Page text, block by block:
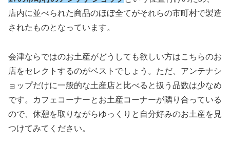
店内に並べられた商品のほぼ全てがそれらの市町村で製造
されたものとなっています。
会津ならではのお土産がどうしても欲しい方はこちらのお
店をセレクトするのがベストでしょう。ただ、アンテナシ
ョップだけに一般的な土産店と比べると扱う品数は少なめ
です。カフェコーナーとお土産コーナーが隣り合っている
ので、休憩を取りながらゆっくりと自分好みのお土産を見
つけてみてください。